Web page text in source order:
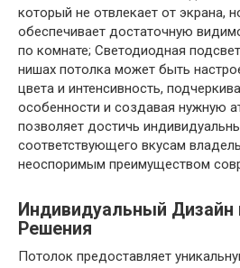
который не отвлекает от экрана,
обеспечивает достаточную
по комнате; Светодиодная
нишах потолка может быть
цвета и интенсивность,
особенности и создавая нужную
позволяет достичь
соответствующего вкусам
неоспоримым преимуществом
Индивидуальный Дизайн
Решения
Потолок предоставляет